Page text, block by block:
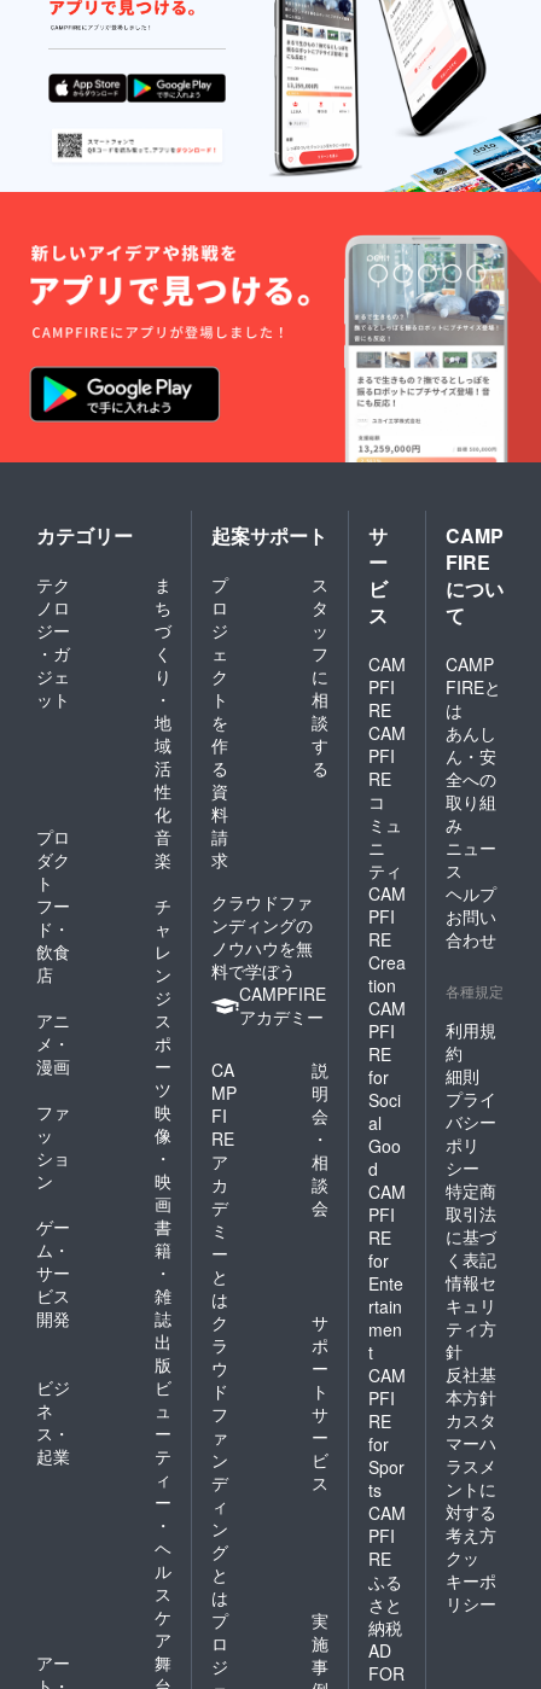
カテゴリー
テク
ノロ
ジー
・ガ
ジェ
ット
ま
ち
づ
く
り
・
地
域
活
性
化
プロ
ダク
ト
音
楽
フー
ド・
飲食
店
チ
ャ
レ
ン
ジ
アニ
メ・
漫画
ス
ポ
ー
ツ
ファ
ッ
ショ
ン
映
像
・
映
画
ゲー
ム・
サー
ビス
開発
書
籍
・
雑
誌
出
版
ビジ
ネ
ス・
起業
ビ
ュ
ー
テ
ィ
ー
・
ヘ
ル
ス
ケ
ア
アー
舞
起案サポート
プ
ロ
ジ
ェ
ク
ト
を
作
る
ス
タ
ッ
フ
に
相
談
す
る
資
料
請
求
クラウドファ
ンディングの
ノウハウを無
料で学ぼう
CAMPFIRE
アカデミー
CA
MP
FI
RE
ア
カ
デ
ミ
ー
と
は
説
明
会
・
相
談
会
ク
ラ
ウ
ド
フ
ァ
ン
デ
ィ
ン
グ
と
は
サ
ポ
ー
ト
サ
ー
ビ
ス
プ
ロ
ジ
実
施
事
サ
ー
ビ
ス
CAM
PFI
RE
CAM
PFI
RE
コ
ミュ
ニ
ティ
CAM
PFI
RE
Crea
tion
CAM
PFI
RE
for
Soci
al
Goo
d
CAM
PFI
RE
for
Ente
rtain
men
t
CAM
PFI
RE
for
Spor
ts
CAM
PFI
RE
ふる
さと
納税
AD
FOR
CAMP
FIRE
につい
て
CAMP
FIREと
は
あんし
ん・安
全への
取り組
み
ニュー
ス
ヘルプ
お問い
合わせ
各種規定
利用規
約
細則
プライ
バシー
ポリ
シー
特定商
取引法
に基づ
く表記
情報セ
キュリ
ティ方
針
反社基
本方針
カスタ
マーハ
ラスメ
ントに
対する
考え方
クッ
キーポ
リシー